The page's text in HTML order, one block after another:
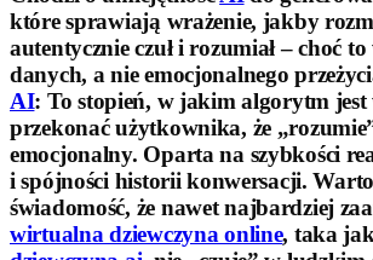
które sprawiają wrażenie, jakby
autentycznie czuł i rozumiał – choć
danych, a nie emocjonalnego
AI: To stopień, w jakim algorytm jest
przekonać użytkownika, że
emocjonalny. Oparta na szybkości
i spójności historii konwersacji.
świadomość, że nawet najbardziej
wirtualna dziewczyna online, taka